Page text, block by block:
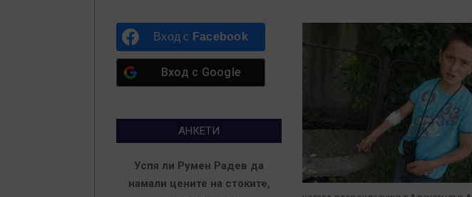
Вход с Facebook
Вход с Google
АНКЕТИ
Успя ли Румен Радев да
намали цените на стоките,